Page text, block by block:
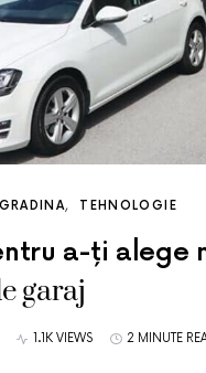
TEHNOLOGIE
a-ți alege
garaj
1.1K VIEWS 2 MINUTE